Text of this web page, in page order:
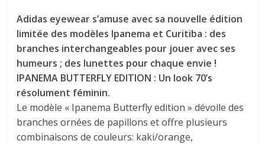
Adidas eyewear s’amuse avec sa nouvelle édition
limitée des modèles Ipanema et Curitiba : des
branches interchangeables pour jouer avec ses
humeurs ; des lunettes pour chaque envie !
IPANEMA BUTTERFLY EDITION : Un look 70’s
résolument féminin.
Le modèle « Ipanema Butterfly edition » dévoile des
branches ornées de papillons et offre plusieurs
combinaisons de couleurs: kaki/orange,